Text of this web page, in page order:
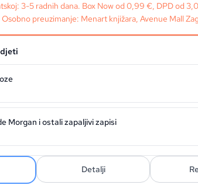
3-5 radnih dana. Box Now od 0,99 €, DPD od
preuzimanje: Menart knjižara, Avenue Mall
Morgan i ostali zapaljivi zapisi
Detalji